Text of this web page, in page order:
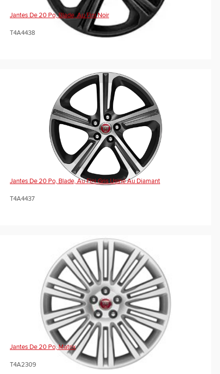
Jantes De 20 Po, Blade, Au Fini Noir
T4A4438
Jantes De 20 Po, Blade, Au Fini Gris Usiné Au Diamant
T4A4437
Jantes De 20 Po, Matrix
T4A2309